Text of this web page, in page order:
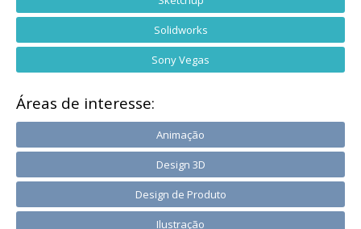
Solidworks
Sony Vegas
Áreas de interesse:
Animação
Design 3D
Design de Produto
Ilustração